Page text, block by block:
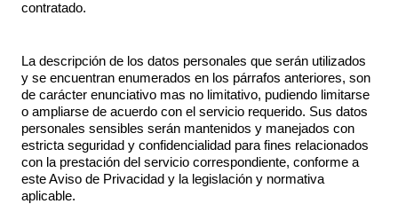
contratado.
La descripción de los datos personales que serán utilizados
y se encuentran enumerados en los párrafos anteriores, son
de carácter enunciativo mas no limitativo, pudiendo limitarse
o ampliarse de acuerdo con el servicio requerido. Sus datos
personales sensibles serán mantenidos y manejados con
estricta seguridad y confidencialidad para fines relacionados
con la prestación del servicio correspondiente, conforme a
este Aviso de Privacidad y la legislación y normativa
aplicable.